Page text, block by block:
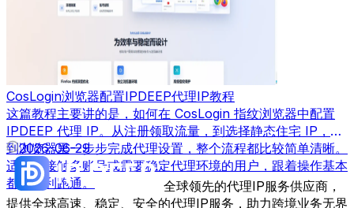
CosLogin浏览器配置IPDEEP代理IP教程
这篇教程主要讲的是，如何在 CosLogin 指纹浏览器中配置
IPDEEP 代理 IP。从注册领取流量，到选择静态住宅 IP，再
到浏览器里一步步完成代理设置，整个流程都比较简单清晰。
适合刚接触多账号或需要稳定代理环境的用户，跟着操作基本
都能顺利跑通。
2026-06-29
全球领先的代理IP服务供应商，
提供全球高速、稳定、安全的代理IP服务，助力跨境业务无界